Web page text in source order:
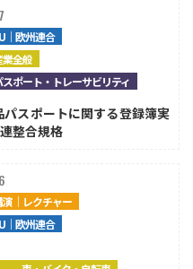
｜欧州連合
業全般
スポート・トレーサビリティ
パスポートに関する登録簿実
整合規格
演｜レクチャー
｜欧州連合